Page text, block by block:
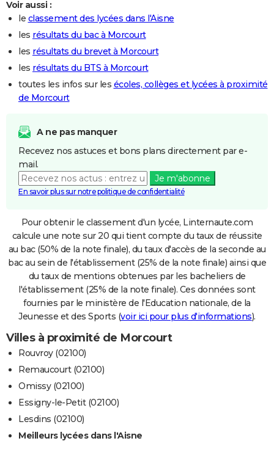
Voir aussi :
le classement des lycées dans l'Aisne
les résultats du bac à Morcourt
les résultats du brevet à Morcourt
les résultats du BTS à Morcourt
toutes les infos sur les écoles, collèges et lycées à proximité
de Morcourt
A ne pas manquer
Recevez nos astuces et bons plans directement par e-
mail.
Je m'abonne
En savoir plus sur notre politique de confidentialité
Pour obtenir le classement d'un lycée, Linternaute.com
calcule une note sur 20 qui tient compte du taux de réussite
au bac (50% de la note finale), du taux d'accès de la seconde au
bac au sein de l'établissement (25% de la note finale) ainsi que
du taux de mentions obtenues par les bacheliers de
l'établissement (25% de la note finale). Ces données sont
fournies par le ministère de l'Education nationale, de la
Jeunesse et des Sports (voir ici pour plus d'informations).
Villes à proximité de Morcourt
Rouvroy (02100)
Remaucourt (02100)
Omissy (02100)
Essigny-le-Petit (02100)
Lesdins (02100)
Meilleurs lycées dans l'Aisne